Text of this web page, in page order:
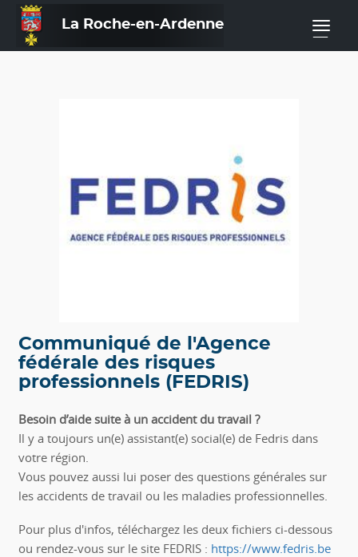
La Roche-en-Ardenne —
Communiqué de l'Agence
fédérale des risques
professionnels (FEDRIS)
Besoin d’aide suite à un accident du travail ?
Il y a toujours un(e) assistant(e) social(e) de Fedris dans
votre région.
Vous pouvez aussi lui poser des questions générales sur
les accidents de travail ou les maladies professionnelles.
Pour plus d'infos, téléchargez les deux fichiers ci-dessous
ou rendez-vous sur le site FEDRIS : https://www.fedris.be